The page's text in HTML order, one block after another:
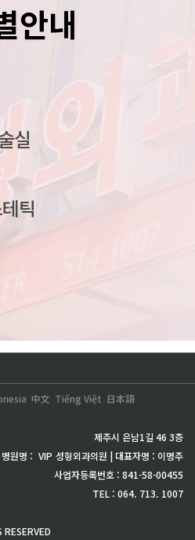
안내
실
틱
日本語
Tiếng Việt
中文
제주시 은남1길 46 3층
병원명 : VIP 성형외과의원 | 대표자명 : 이명주
사업자등록번호 : 841-58-00455
TEL : 064. 713. 1007